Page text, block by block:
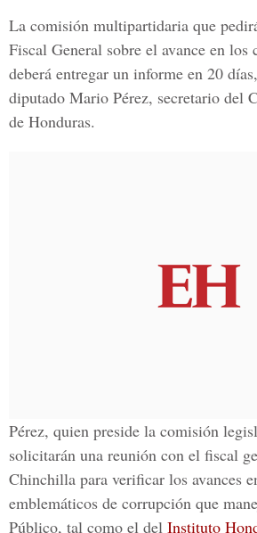
La comisión multipartidaria que
Fiscal General sobre el avance en los
deberá entregar un informe en 20
diputado Mario Pérez, secretario del
de Honduras.
Pérez, quien preside la comisión
solicitarán una reunión con el fiscal
Chinchilla para verificar los avances
emblemáticos de corrupción que
Público, tal como el del Instituto